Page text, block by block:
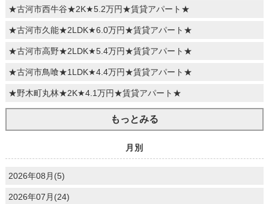
★古河市西牛谷★2K★5.2万円★賃貸アパート★
★古河市久能★2LDK★6.0万円★賃貸アパート★
★古河市高野★2LDK★5.4万円★賃貸アパート★
★古河市鳥喰★1LDK★4.4万円★賃貸アパート★
★野木町丸林★2K★4.1万円★賃貸アパート★
もっとみる
月別
2026年08月(5)
2026年07月(24)